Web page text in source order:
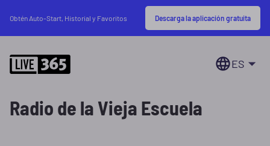
Obtén Auto-Start, Historial y Favoritos Descarga la aplicación gratuita
ES
Radio de la Vieja Escuela